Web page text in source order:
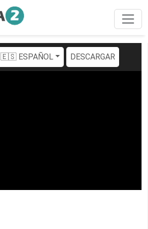
🇪🇸 ESPAÑOL DESCARGAR